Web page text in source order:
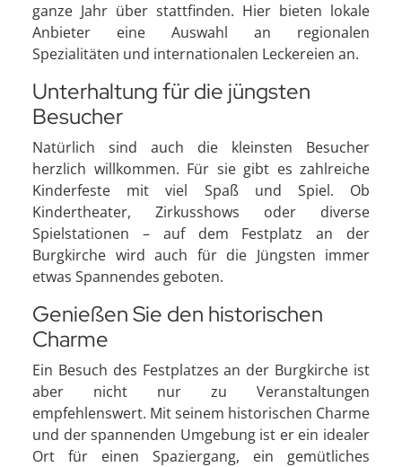
ganze Jahr über stattfinden. Hier bieten lokale
Anbieter eine Auswahl an regionalen
Spezialitäten und internationalen Leckereien an.
Unterhaltung für die jüngsten
Besucher
Natürlich sind auch die kleinsten Besucher
herzlich willkommen. Für sie gibt es zahlreiche
Kinderfeste mit viel Spaß und Spiel. Ob
Kindertheater, Zirkusshows oder diverse
Spielstationen – auf dem Festplatz an der
Burgkirche wird auch für die Jüngsten immer
etwas Spannendes geboten.
Genießen Sie den historischen
Charme
Ein Besuch des Festplatzes an der Burgkirche ist
aber nicht nur zu Veranstaltungen
empfehlenswert. Mit seinem historischen Charme
und der spannenden Umgebung ist er ein idealer
Ort für einen Spaziergang, ein gemütliches